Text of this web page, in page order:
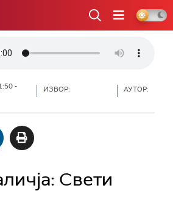
-
ИЗВОР: АУТОР:
Свети